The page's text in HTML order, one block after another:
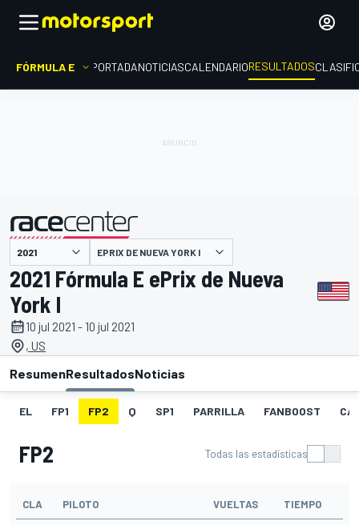
FÓRMULA E PORTADANOTICIASCALENDARIORESULTADOS
presentado por EPRIX DE NUEVA YORK I
2021 Fórmula E ePrix de Nueva
York I
10 jul 2021 - 10 jul 2021
, US
ResumenResultadosNoticias
EL FP1 FP2 Q SP1 PARRILLA FANBOOST
FP2 Todas las estadísticas
CLA PILOTO VUELTAS TIEMPO